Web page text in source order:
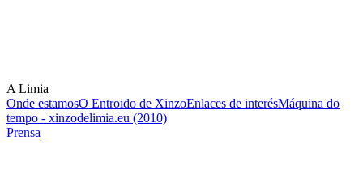
A Limia
Onde estamosO Entroido de XinzoEnlaces de interésMáquina do
tempo - xinzodelimia.eu (2010)
Prensa